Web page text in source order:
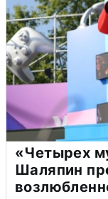
«Четырех
Шаляпин